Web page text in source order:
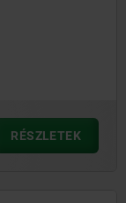
RÉSZLETEK